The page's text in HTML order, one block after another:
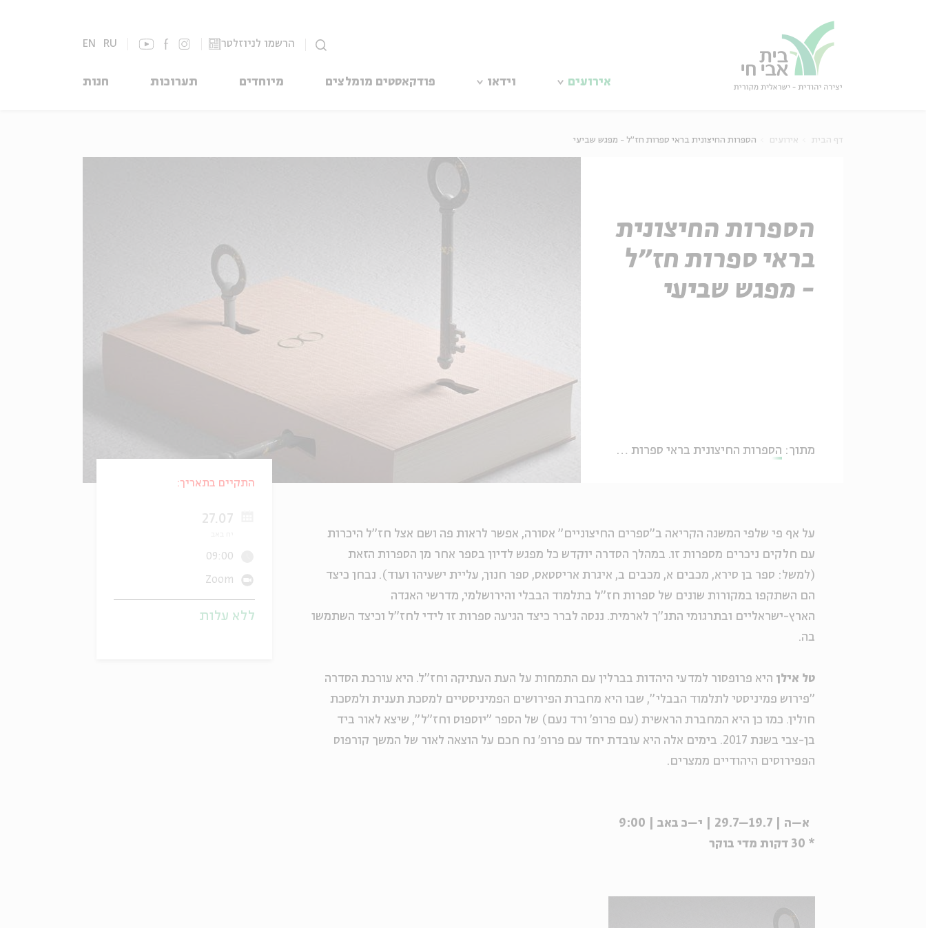
הרשמו לניוזלטר EN RU
אירועים וידאו פודקאסטים מומלצים מיוחדים תערוכות חנות
דף הבית אירועים הספרות החיצונית בראי ספרות חז"ל - מפגש שביעי
הספרות החיצונית
בראי ספרות חז"ל
- מפגש שביעי
מתוך: הספרות החיצונית בראי ספרות חז"ל עם פרופ' טל אילן
על אף פי שלפי המשנה הקריאה ב"ספרים החיצוניים" אסורה, אפשר לראות פה ושם אצל חז"ל היכרות
עם חלקים ניכרים מספרות זו. במהלך הסדרה יוקדש כל מפגש לדיון בספר אחר מן הספרות הזאת
(למשל: ספר בן סירא, מכבים א, מכבים ב, איגרת אריסטאס, ספר חנוך, עליית ישעיהו ועוד). נבחן כיצד
הם השתקפו במקורות שונים של ספרות חז"ל בתלמוד הבבלי והירושלמי, מדרשי האגדה
הארץ-ישראליים ובתרגומי התנ"ך לארמית. ננסה לברר כיצד הגיעה ספרות זו לידי לחז"ל וכיצד השתמשו
בה.
טל אילן היא פרופסור למדעי היהדות בברלין עם התמחות על העת העתיקה וחז"ל. היא עורכת הסדרה
"פירוש פמיניסטי לתלמוד הבבלי", שבו היא מחברת הפירושים הפמיניסטיים למסכת תענית ולמסכת
חולין. כמו כן היא המחברת הראשית (עם פרופ' ורד נעם) של הספר "יוספוס וחז"ל", שיצא לאור ביד
בן-צבי בשנת 2017. בימים אלה היא עובדת יחד עם פרופ' נח חכם על הוצאה לאור של המשך קורפוס
הפפירוסים היהודיים ממצרים.
א–ה | 19.7–29.7 | י–כ באב | 9:00
* 30 דקות מדי בוקר
התקיים בתאריך:
27.07
09:00
Zoom
ללא עלות